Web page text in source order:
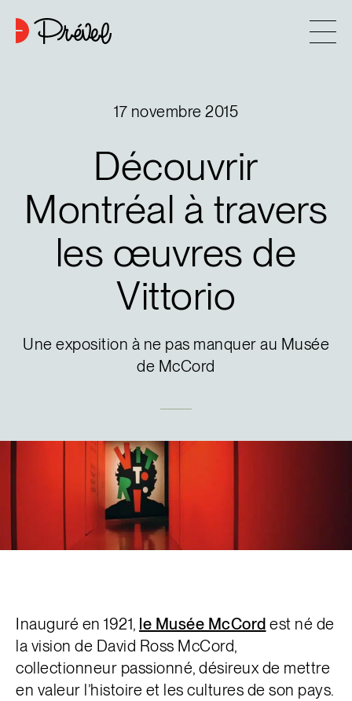
Projets
Contact
Astuces d’achat
English
17 novembre 2015
Découvrir
Montréal à travers
les œuvres de
Vittorio
Une exposition à ne pas manquer au Musée
de McCord
Inauguré en 1921, le Musée McCord est né de
la vision de David Ross McCord,
collectionneur passionné, désireux de mettre
en valeur l’histoire et les cultures de son pays.